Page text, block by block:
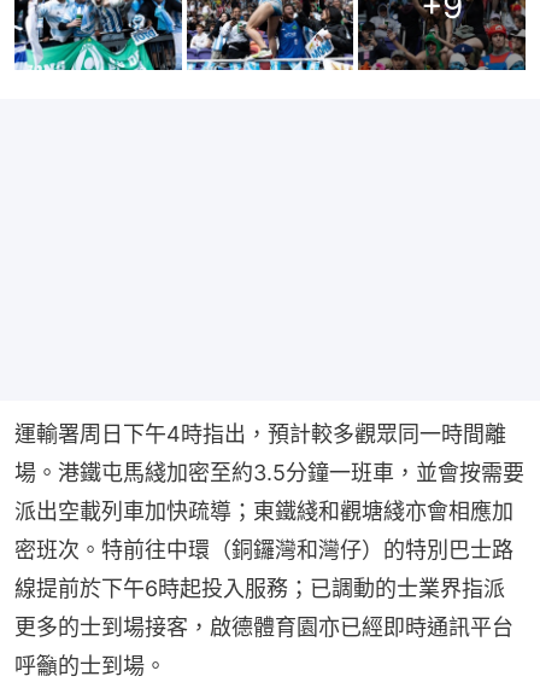
運輸署周日下午4時指出，預計較多觀眾同一時間離
場。港鐵屯馬綫加密至約3.5分鐘一班車，並會按需要
派出空載列車加快疏導；東鐵綫和觀塘綫亦會相應加
密班次。特前往中環（銅鑼灣和灣仔）的特別巴士路
線提前於下午6時起投入服務；已調動的士業界指派
更多的士到場接客，啟德體育園亦已經即時通訊平台
呼籲的士到場。